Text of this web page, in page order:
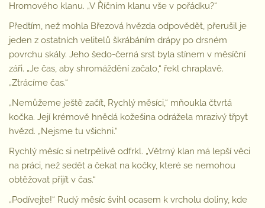
Hromového klanu. „V Říčním klanu vše v pořádku?“
Předtím, než mohla Březová hvězda odpovědět, přerušil je
jeden z ostatních velitelů škrábáním drápy po drsném
povrchu skály. Jeho šedo-černá srst byla stínem v měsíční
záři. „Je čas, aby shromáždění začalo,“ řekl chraplavě.
„Ztrácíme čas.“
„Nemůžeme ještě začít, Rychlý měsíci,“ mňoukla čtvrtá
kočka. Její krémově hnědá kožešina odrážela mrazivý třpyt
hvězd. „Nejsme tu všichni.“
Rychlý měsíc si netrpělivě odfrkl. „Větrný klan má lepší věci
na práci, než sedět a čekat na kočky, které se nemohou
obtěžovat přijít v čas.“
„Podívejte!“ Rudý měsíc švihl ocasem k vrcholu doliny, kde